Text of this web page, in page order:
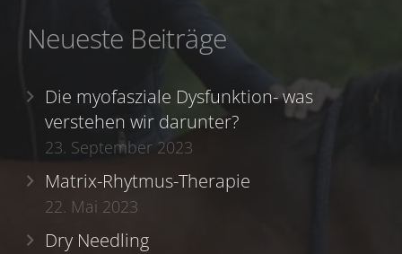
Neueste Beiträge
Die myofasziale Dysfunktion- was
verstehen wir darunter?
23. September 2023
Matrix-Rhytmus-Therapie
22. Mai 2023
Dry Needling